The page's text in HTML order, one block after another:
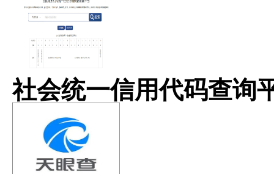
社会统一信用代码查询